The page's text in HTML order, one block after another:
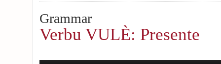
Grammar
Verbu VULÈ: Presente